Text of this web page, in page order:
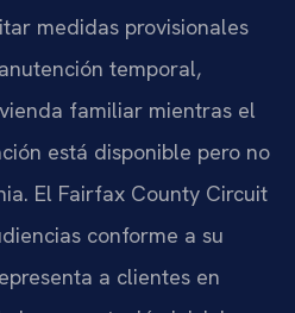
medidas provisionales
temporal,
familiar mientras el
está disponible pero no
El Fairfax County Circuit
conforme a su
a clientes en